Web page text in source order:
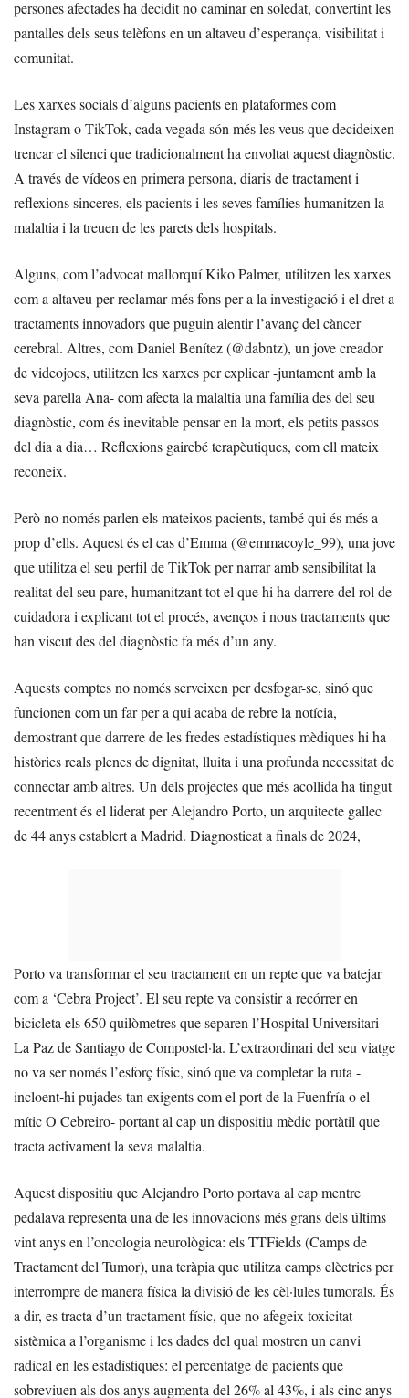
persones afectades ha decidit no caminar en soledat, convertint les
pantalles dels seus telèfons en un altaveu d’esperança, visibilitat i
comunitat.
Les xarxes socials d’alguns pacients en plataformes com
Instagram o TikTok, cada vegada són més les veus que decideixen
trencar el silenci que tradicionalment ha envoltat aquest diagnòstic.
A través de vídeos en primera persona, diaris de tractament i
reflexions sinceres, els pacients i les seves famílies humanitzen la
malaltia i la treuen de les parets dels hospitals.
Alguns, com l’advocat mallorquí Kiko Palmer, utilitzen les xarxes
com a altaveu per reclamar més fons per a la investigació i el dret a
tractaments innovadors que puguin alentir l’avanç del càncer
cerebral. Altres, com Daniel Benítez (@dabntz), un jove creador
de videojocs, utilitzen les xarxes per explicar -juntament amb la
seva parella Ana- com afecta la malaltia una família des del seu
diagnòstic, com és inevitable pensar en la mort, els petits passos
del dia a dia… Reflexions gairebé terapèutiques, com ell mateix
reconeix.
Però no només parlen els mateixos pacients, també qui és més a
prop d’ells. Aquest és el cas d’Emma (@emmacoyle_99), una jove
que utilitza el seu perfil de TikTok per narrar amb sensibilitat la
realitat del seu pare, humanitzant tot el que hi ha darrere del rol de
cuidadora i explicant tot el procés, avenços i nous tractaments que
han viscut des del diagnòstic fa més d’un any.
Aquests comptes no només serveixen per desfogar-se, sinó que
funcionen com un far per a qui acaba de rebre la notícia,
demostrant que darrere de les fredes estadístiques mèdiques hi ha
històries reals plenes de dignitat, lluita i una profunda necessitat de
connectar amb altres. Un dels projectes que més acollida ha tingut
recentment és el liderat per Alejandro Porto, un arquitecte gallec
de 44 anys establert a Madrid. Diagnosticat a finals de 2024,
Porto va transformar el seu tractament en un repte que va batejar
com a ‘Cebra Project’. El seu repte va consistir a recórrer en
bicicleta els 650 quilòmetres que separen l’Hospital Universitari
La Paz de Santiago de Compostel·la. L’extraordinari del seu viatge
no va ser només l’esforç físic, sinó que va completar la ruta -
incloent-hi pujades tan exigents com el port de la Fuenfría o el
mític O Cebreiro- portant al cap un dispositiu mèdic portàtil que
tracta activament la seva malaltia.
Aquest dispositiu que Alejandro Porto portava al cap mentre
pedalava representa una de les innovacions més grans dels últims
vint anys en l’oncologia neurològica: els TTFields (Camps de
Tractament del Tumor), una teràpia que utilitza camps elèctrics per
interrompre de manera física la divisió de les cèl·lules tumorals. És
a dir, es tracta d’un tractament físic, que no afegeix toxicitat
sistèmica a l’organisme i les dades del qual mostren un canvi
radical en les estadístiques: el percentatge de pacients que
sobreviuen als dos anys augmenta del 26% al 43%, i als cinc anys